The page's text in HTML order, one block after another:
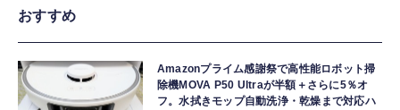
おすすめ
Amazonプライム感謝祭で高性能ロボット掃
除機MOVA P50 Ultraが半額＋さらに5％オ
フ。水拭きモップ自動洗浄・乾燥まで対応ハ